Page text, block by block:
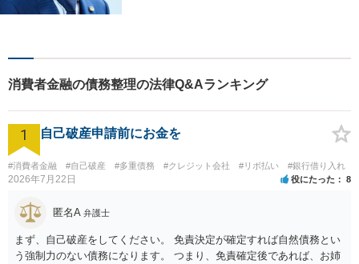
複数弁護士所属で、複雑なト
ラブルも迅速に対応可能で
す。
消費者金融の債務整理の法律Q&Aランキング
1 自己破産申請前にお金を
#消費者金融 #自己破産 #多重債務 #クレジット会社 #リボ払い #銀行借り入れ
2026年7月22日 役にたった 8
匿名A 弁護士
まず、自己破産をしてください。 免責決定が確定すれば自然債務とい
う強制力のない債務になります。 つまり、免責確定後であれば、お姉